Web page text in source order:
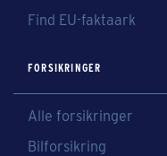
Find EU-faktaark
FORSIKRINGER
Alle forsikringer
Bilforsikring